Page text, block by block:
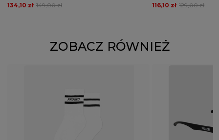
149,00 zł
134,10 zł 129,00 zł
116,10 zł
ZOBACZ RÓWNIEŻ